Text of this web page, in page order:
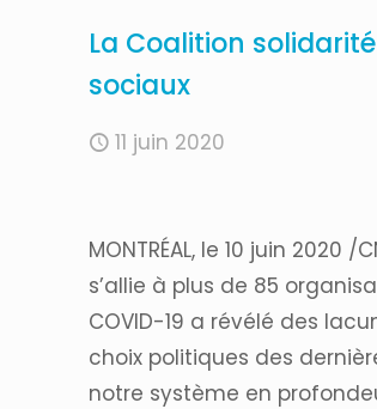
La Coalition
sociaux
11 juin 2020
MONTRÉAL, le 10 juin
s’allie à plus de 85
COVID-19 a révélé des
choix politiques des
notre système en